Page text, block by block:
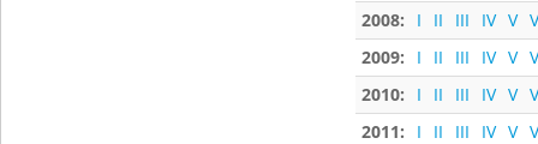
2008:
I II III IV V
2009:
I II III IV V
2010:
I II III IV V
2011:
I II III IV V